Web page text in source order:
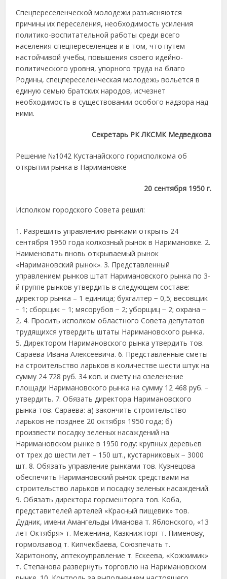
Спецпереселенческой молодежи разъясняются
причины их переселения, необходимость усиления
политико-воспитательной работы среди всего
населения спецпереселенцев и в том, что путем
настойчивой учебы, повышения своего идейно-
политического уровня, упорного труда на благо
Родины, спецпереселенческая молодежь вольется в
единую семью братских народов, исчезнет
необходимость в существовании особого надзора над
ними.
Секретарь РК ЛКСМК Медведкова
Решение №1042 Кустанайского горисполкома об
открытии рынка в Наримановке
20 сентября 1950 г.
Исполком городского Совета решил:
1. Разрешить управлению рынками открыть 24
сентября 1950 года колхозный рынок в Наримановке. 2.
Наименовать вновь открываемый рынок
«Наримановский рынок». 3. Представленный
управлением рынков штат Наримановского рынка по 3-
й группе рынков утвердить в следующем составе:
директор рынка – 1 единица; бухгалтер − 0,5; весовщик
− 1; сборщик − 1; мясорубов − 2; уборщиц − 2; охрана −
2. 4. Просить исполком областного Совета депутатов
трудящихся утвердить штаты Наримановского рынка.
5. Директором Наримановского рынка утвердить тов.
Сараева Ивана Алексеевича. 6. Представленные сметы
на строительство ларьков в количестве шести штук на
сумму 24 728 руб. 34 коп. и смету на озеленение
площади Наримановского рынка на сумму 12 468 руб. −
утвердить. 7. Обязать директора Наримановского
рынка тов. Сараева: а) закончить строительство
ларьков не позднее 20 октября 1950 года; б)
произвести посадку зеленых насаждений на
Наримановском рынке в 1950 году: крупных деревьев
от трех до шести лет – 150 шт., кустарниковых − 3000
шт. 8. Обязать управление рынками тов. Кузнецова
обеспечить Наримановский рынок средствами на
строительство ларьков и посадку зеленых насаждений.
9. Обязать директора горсмешторга тов. Коба,
представителей артелей «Красный пищевик» тов.
Дудник, имени Амангельды Иманова т. Яблонского, «13
лет Октября» т. Меженина, Казкнижторг т. Пименову,
гормолзавод т. Кипчекбаева, Союзпечать т.
Харитонову, аптекоуправление т. Ескеева, «Кожхимик»
т. Степанова развернуть торговлю на Наримановском